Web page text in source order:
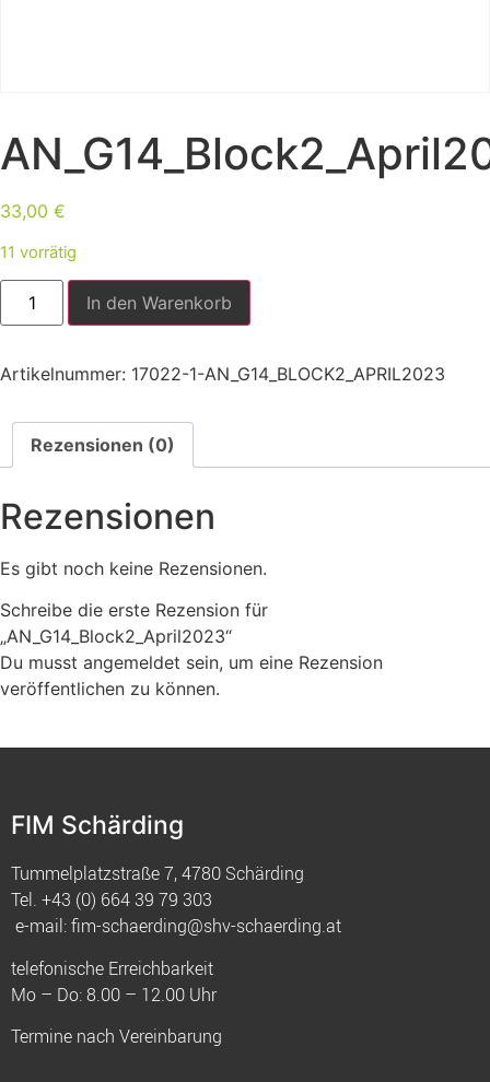
33,00 €
11 vorrätig
In den Warenkorb
Artikelnummer: 17022-1-AN_G14_BLOCK2_APRIL2023
Rezensionen (0)
Rezensionen
Es gibt noch keine Rezensionen.
Schreibe die erste Rezension für
„AN_G14_Block2_April2023“
Du musst angemeldet sein, um eine Rezension
veröffentlichen zu können.
FIM Schärding
Tummelplatzstraße 7, 4780 Schärding
Tel. +43 (0) 664 39 79 303
e-mail:fim-schaerding@shv-schaerding.at
telefonische Erreichbarkeit
Mo – Do: 8.00 – 12.00 Uhr
Termine nach Vereinbarung